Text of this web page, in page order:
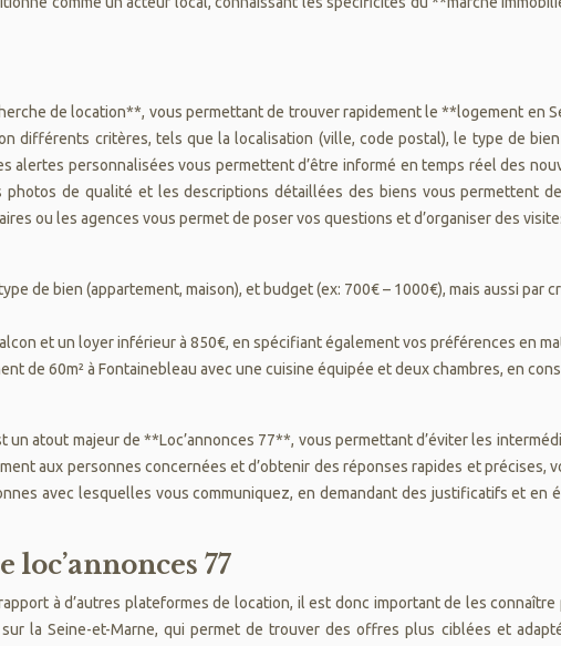
de location**, vous permettant de trouver rapidement le **logement en
différents critères, tels que la localisation (ville, code postal), le type de bien
alertes personnalisées vous permettent d’être informé en temps réel des
de qualité et les descriptions détaillées des biens vous permettent
ou les agences vous permet de poser vos questions et d’organiser des
de bien (appartement, maison), et budget (ex: 700€ – 1000€), mais aussi par
et un loyer inférieur à 850€, en spécifiant également vos préférences en
de 60m² à Fontainebleau avec une cuisine équipée et deux chambres, en
atout majeur de **Loc’annonces 77**, vous permettant d’éviter les
aux personnes concernées et d’obtenir des réponses rapides et précises,
avec lesquelles vous communiquez, en demandant des justificatifs et en
77
à d’autres plateformes de location, il est donc important de les
la Seine-et-Marne, qui permet de trouver des offres plus ciblées et